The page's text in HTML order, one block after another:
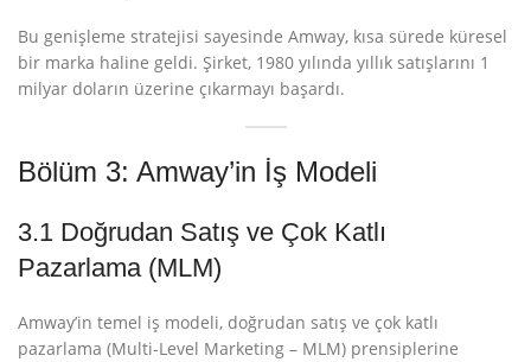
Bu genişleme stratejisi sayesinde Amway, kısa sürede küresel
bir marka haline geldi. Şirket, 1980 yılında yıllık satışlarını 1
milyar doların üzerine çıkarmayı başardı.
Bölüm 3: Amway’in İş Modeli
3.1 Doğrudan Satış ve Çok Katlı
Pazarlama (MLM)
Amway’in temel iş modeli, doğrudan satış ve çok katlı
pazarlama (Multi-Level Marketing – MLM) prensiplerine